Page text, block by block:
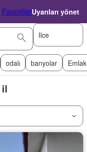
FavorilerUyarıları yönet
Ilce
odalı banyolar
il